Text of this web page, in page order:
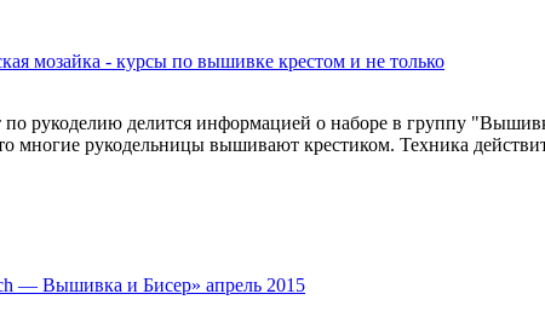
мозайка - курсы по вышивке крестом и не только
рукоделию делится информацией о наборе в группу
рукодельницы вышивают крестиком. Техника
— Вышивка и Бисер» апрель 2015